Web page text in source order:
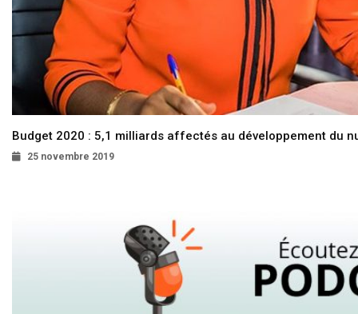
Budget 2020 : 5,1 milliards affectés au développement du
25 novembre 2019